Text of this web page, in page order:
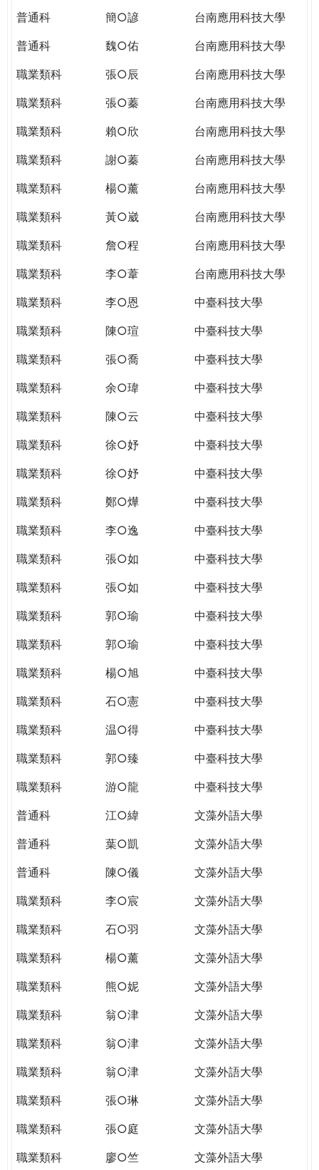
普通科
簡○諺
台南應用科技大學
普通科
魏○佑
台南應用科技大學
職業類科
張○辰
台南應用科技大學
職業類科
張○蓁
台南應用科技大學
職業類科
賴○欣
台南應用科技大學
職業類科
謝○蓁
台南應用科技大學
職業類科
楊○薰
台南應用科技大學
職業類科
黃○崴
台南應用科技大學
職業類科
詹○程
台南應用科技大學
職業類科
李○葦
台南應用科技大學
職業類科
李○恩
中臺科技大學
職業類科
陳○瑄
中臺科技大學
職業類科
張○喬
中臺科技大學
職業類科
余○瑋
中臺科技大學
職業類科
陳○云
中臺科技大學
職業類科
徐○妤
中臺科技大學
職業類科
徐○妤
中臺科技大學
職業類科
鄭○燁
中臺科技大學
職業類科
李○逸
中臺科技大學
職業類科
張○如
中臺科技大學
職業類科
張○如
中臺科技大學
職業類科
郭○瑜
中臺科技大學
職業類科
郭○瑜
中臺科技大學
職業類科
楊○旭
中臺科技大學
職業類科
石○憲
中臺科技大學
職業類科
温○得
中臺科技大學
職業類科
郭○臻
中臺科技大學
職業類科
游○龍
中臺科技大學
普通科
江○緯
文藻外語大學
普通科
葉○凱
文藻外語大學
普通科
陳○儀
文藻外語大學
職業類科
李○宸
文藻外語大學
職業類科
石○羽
文藻外語大學
職業類科
楊○薰
文藻外語大學
職業類科
熊○妮
文藻外語大學
職業類科
翁○津
文藻外語大學
職業類科
翁○津
文藻外語大學
職業類科
翁○津
文藻外語大學
職業類科
張○琳
文藻外語大學
職業類科
張○庭
文藻外語大學
職業類科
廖○竺 文藻外語大學